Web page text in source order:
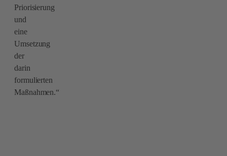
Priorisierung
und
eine
Umsetzung
der
darin
formulierten
Maßnahmen.“